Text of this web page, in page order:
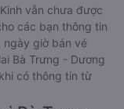
vẫn chưa được
các bạn thông tin
ngày giờ bán vé
Bà Trưng - Dương
có thông tin từ